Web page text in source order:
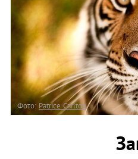
Фото: Patrice Carlton